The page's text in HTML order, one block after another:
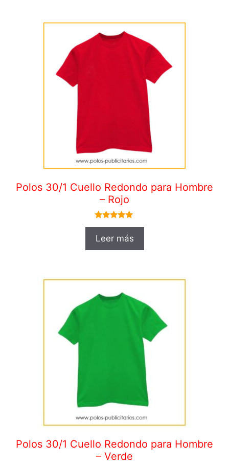
Polos 30/1 Cuello Redondo para Hombre
– Rojo
Leer más
Polos 30/1 Cuello Redondo para Hombre
– Verde